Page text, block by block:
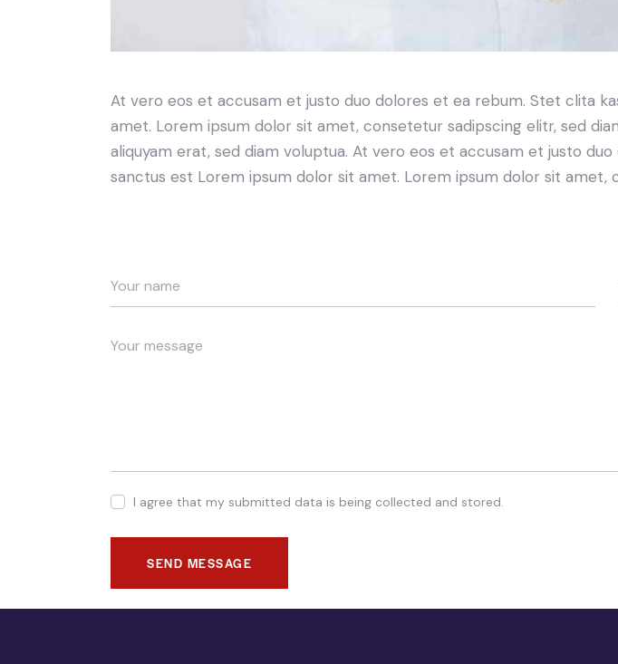
At vero eos et accusam et justo duo dolores et ea rebum. Stet clita
amet. Lorem ipsum dolor sit amet, consetetur sadipscing elitr, sed
aliquyam erat, sed diam voluptua. At vero eos et accusam et justo
sanctus est Lorem ipsum dolor sit amet. Lorem ipsum dolor sit amet,
I agree that my submitted data is being collected and stored.
SEND MESSAGE